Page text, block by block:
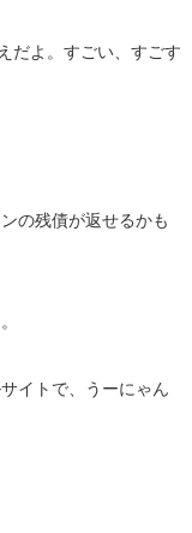
だよ。すごい、すごす
の残債が返せるかも
イトで、うーにゃん